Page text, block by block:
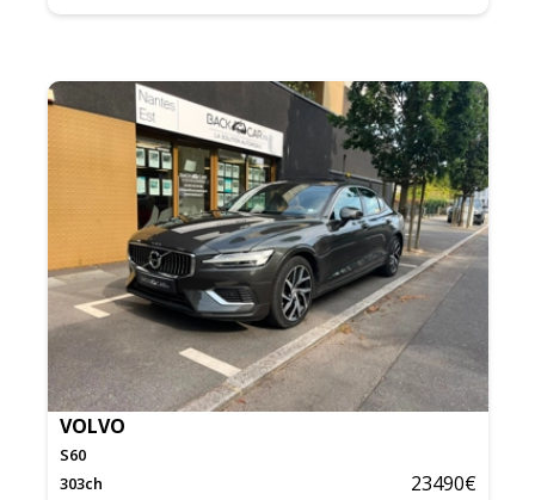
VOLVO
S60
303ch 23490€